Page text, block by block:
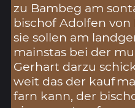
zu Bambeg am
bischof Adolfen
sie sollen am
mainstas bei der
Gerhart darzu
weit das der
farn kann, der